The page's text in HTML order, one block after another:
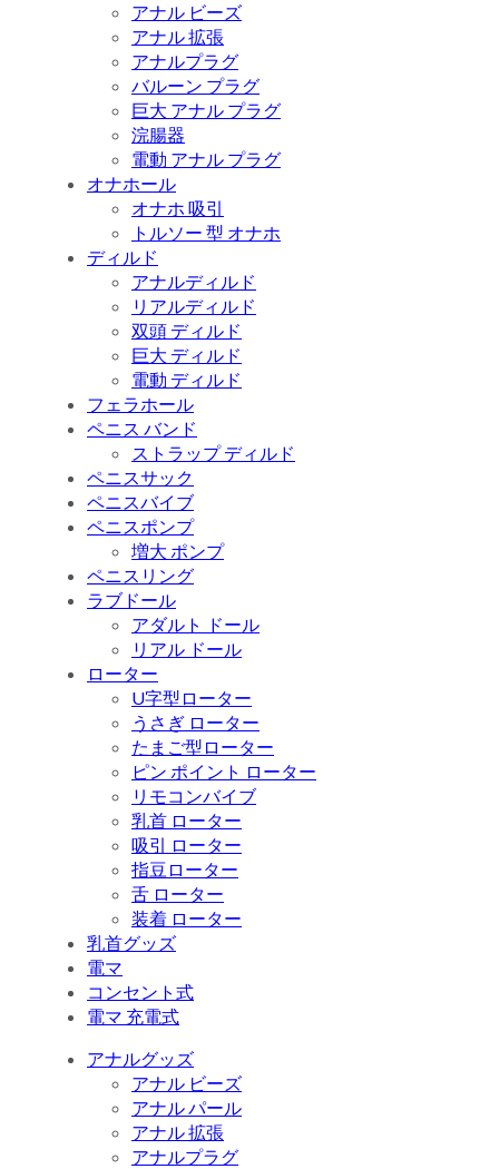
アナル ビーズ
アナル 拡張
アナルプラグ
バルーン プラグ
巨大 アナル プラグ
浣腸器
電動 アナル プラグ
オナホール
オナホ 吸引
トルソー 型 オナホ
ディルド
アナルディルド
リアルディルド
双頭 ディルド
巨大 ディルド
電動 ディルド
フェラホール
ペニス バンド
ストラップ ディルド
ペニスサック
ペニスバイブ
ペニスポンプ
増大 ポンプ
ペニスリング
ラブドール
アダルト ドール
リアル ドール
ローター
U字型ローター
うさぎ ローター
たまご型ローター
ピン ポイント ローター
リモコンバイブ
乳首 ローター
吸引 ローター
指豆ローター
舌 ローター
装着 ローター
乳首グッズ
電マ
コンセント式
電マ 充電式
アナルグッズ
アナル ビーズ
アナル パール
アナル 拡張
アナルプラグ